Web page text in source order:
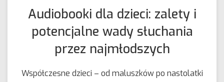
Audiobooki dla dzieci: zalety i
potencjalne wady słuchania
przez najmłodszych
Współczesne dzieci – od maluszków po nastolatki